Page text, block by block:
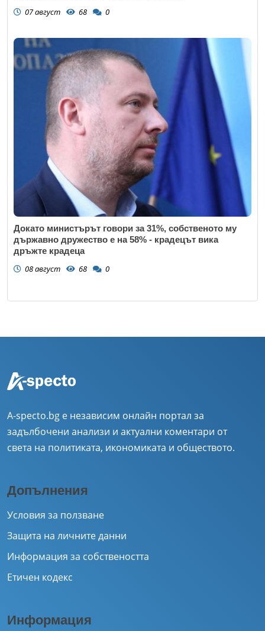
07 август 68 0
Докато министърът говори за 31%, собственото му
държавно дружество е на 58% - крадецът вика
дръжте крадеца
08 август 68 0
A-specto.bg е независим онлайн портал за
задълбочени анализи и актуални коментари от
света на политиката, икономиката и обществото.
Допълнения
Условия за ползване
Защита на личните данни
Информация за собствеността
Етичен кодекс
Информация